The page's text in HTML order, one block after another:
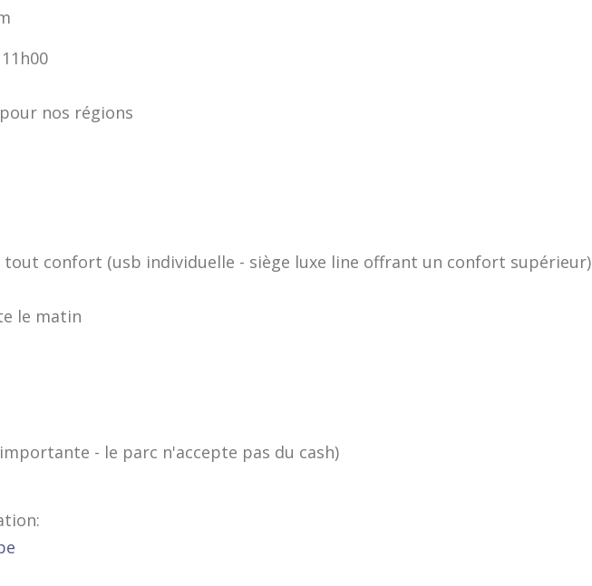
nos régions
confort (usb individuelle - siège luxe line offrant un confort supérieur)
le matin
- le parc n'accepte pas du cash)